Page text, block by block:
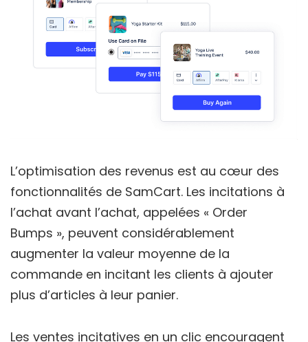
L’optimisation des revenus est au cœur des
fonctionnalités de SamCart. Les incitations à
l’achat avant l’achat, appelées « Order
Bumps », peuvent considérablement
augmenter la valeur moyenne de la
commande en incitant les clients à ajouter
plus d’articles à leur panier.
Les ventes incitatives en un clic encouragent